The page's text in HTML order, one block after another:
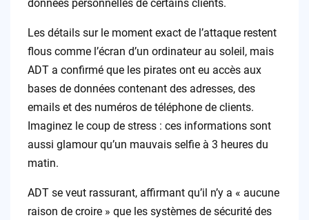
données personnelles de certains clients.
Les détails sur le moment exact de l’attaque restent
flous comme l’écran d’un ordinateur au soleil, mais
ADT a confirmé que les pirates ont eu accès aux
bases de données contenant des adresses, des
emails et des numéros de téléphone de clients.
Imaginez le coup de stress : ces informations sont
aussi glamour qu’un mauvais selfie à 3 heures du
matin.
ADT se veut rassurant, affirmant qu’il n’y a « aucune
raison de croire » que les systèmes de sécurité des